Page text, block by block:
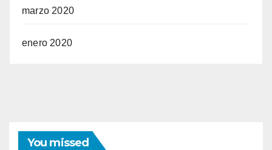
marzo 2020
enero 2020
You missed